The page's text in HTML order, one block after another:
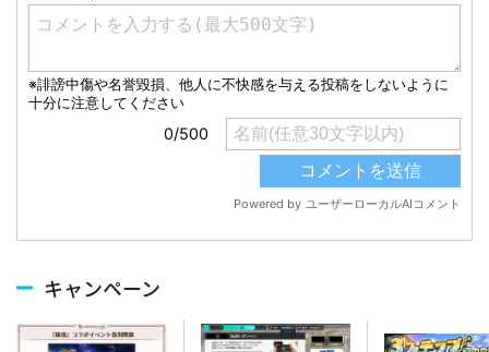
キャンペーン